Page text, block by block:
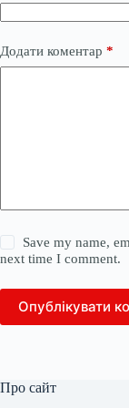
Додати коментар *
Save my name,
next time I comment.
Опублікувати
Про сайт